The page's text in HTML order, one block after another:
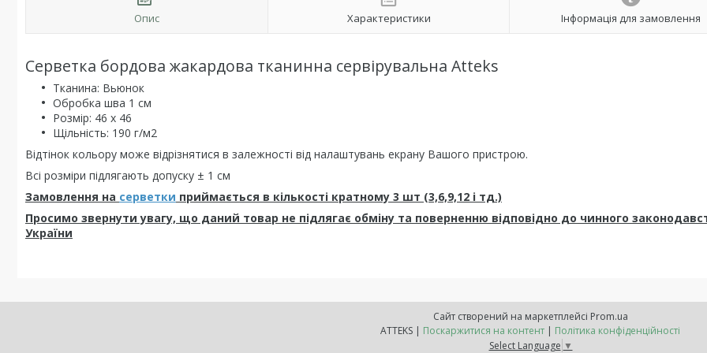
Опис Характеристики Інформація для замовлення
Серветка бордова жакардова тканинна сервірувальна Atteks
Тканина: Вьюнок
Обробка шва 1 см
Розмір: 46 х 46
Щільність: 190 г/м2
Відтінок кольору може відрізнятися в залежності від налаштувань екрану Вашого пристрою.
Всі розміри підлягають допуску ± 1 см
Замовлення на серветки приймається в кількості кратному 3 шт (3,6,9,12 і тд.)
Просимо звернути увагу, що даний товар не підлягає обміну та поверненню відповідно до чинного
України
Сайт створений на маркетплейсі Prom.ua
ATTEKS | Поскаржитися на контент | Політика конфіденційності
Select Language ▼